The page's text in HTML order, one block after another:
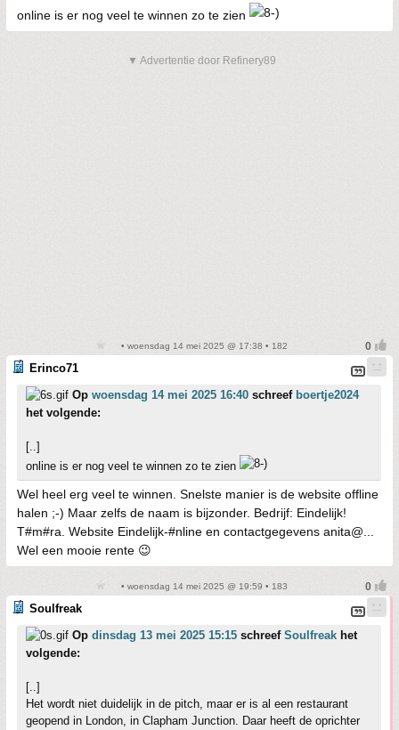
online is er nog veel te winnen zo te zien
▼ Advertentie door Refinery89
• woensdag 14 mei 2025 @ 17:38 • 182
Erinco71
Op woensdag 14 mei 2025 16:40 schreef boertje2024
het volgende:
[..]
online is er nog veel te winnen zo te zien
Wel heel erg veel te winnen. Snelste manier is de website offline
halen ;-) Maar zelfs de naam is bijzonder. Bedrijf: Eindelijk!
T#m#ra. Website Eindelijk-#nline en contactgegevens anita@...
Wel een mooie rente 😉
• woensdag 14 mei 2025 @ 19:59 • 183
Soulfreak
Op dinsdag 13 mei 2025 15:15 schreef Soulfreak het
volgende:
[..]
Het wordt niet duidelijk in de pitch, maar er is al een restaurant
geopend in London, in Clapham Junction. Daar heeft de oprichter